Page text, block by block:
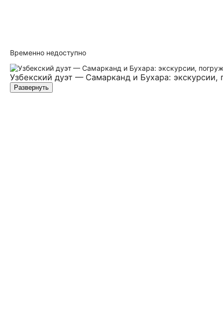
Временно недоступно
Узбекский дуэт — Самарканд и Бухара:
Развернуть